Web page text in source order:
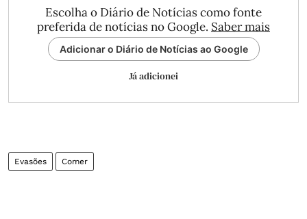
Escolha o Diário de Notícias como fonte
preferida de notícias no Google. Saber mais
Adicionar o Diário de Notícias ao Google
Já adicionei
Evasões Comer